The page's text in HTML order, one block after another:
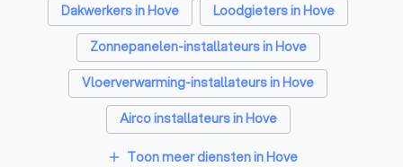
Dakwerkers in Hove
Loodgieters in Hove
Zonnepanelen-installateurs in Hove
Vloerverwarming-installateurs in Hove
Airco installateurs in Hove
Ramen en deuren specialisten in Hove
add Toon meer diensten in Hove